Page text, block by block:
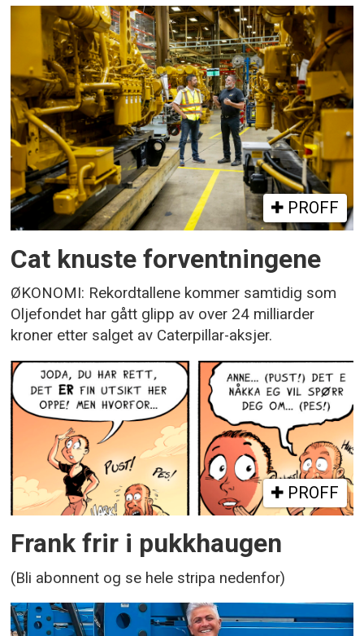
PROFF
Cat knuste forventningene
ØKONOMI: Rekordtallene kommer samtidig som
Oljefondet har gått glipp av over 24 milliarder
kroner etter salget av Caterpillar-aksjer.
PROFF
Frank frir i pukkhaugen
(Bli abonnent og se hele stripa nedenfor)